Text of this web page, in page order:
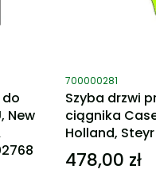
do
New
Kod produktu
700000281
Szyba drzwi
ciągnika
Holland,
Cena
478,00 zł